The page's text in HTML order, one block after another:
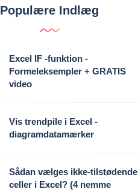
Populære Indlæg
Excel IF -funktion -
Formeleksempler + GRATIS
video
Vis trendpile i Excel -
diagramdatamærker
Sådan vælges ikke-tilstødende
celler i Excel? (4 nemme